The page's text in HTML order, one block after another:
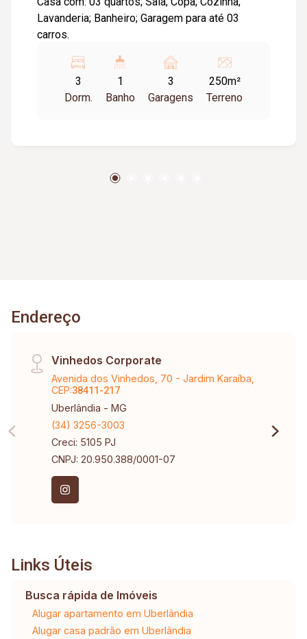
Lavanderia; Banheiro; Garagem para até 03
carros.
3
Dorm.
1
Banho
3
Garagens
250m²
Terreno
Endereço
Vinhedos Corporate
Avenida dos Vinhedos, 70 - Jardim Karaíba,
CEP:38411-217
Uberlândia - MG
(34) 3256-3003
Creci: 5105 PJ
CNPJ: 20.950.388/0001-07
Links Úteis
Busca rápida de Imóveis
Alugar apartamento em Uberlândia
Alugar casa padrão em Uberlândia